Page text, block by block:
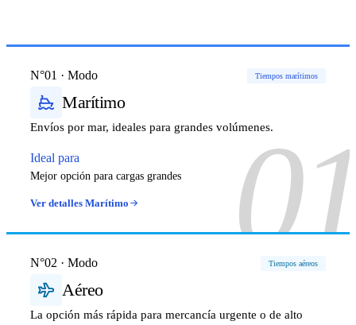
N°01 · Modo Tiempos marítimos
Marítimo
Envíos por mar, ideales para grandes volúmenes.
Ideal para
Mejor opción para cargas grandes
Ver detalles Marítimo
N°02 · Modo Tiempos aéreos
Aéreo
La opción más rápida para mercancía urgente o de alto